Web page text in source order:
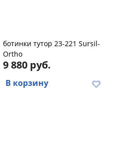
ботинки тутор 23-221 Sursil-
Ortho
9 880 руб.
В корзину